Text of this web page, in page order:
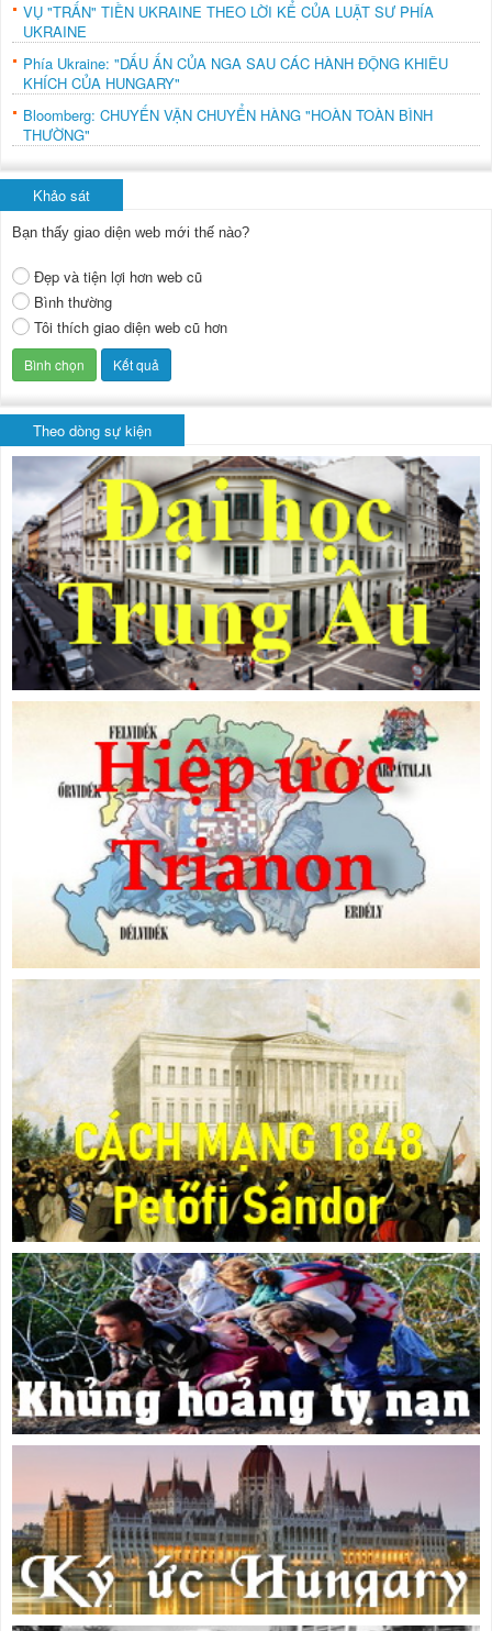
VỤ "TRẤN" TIỀN UKRAINE THEO LỜI KỂ CỦA LUẬT SƯ PHÍA
UKRAINE
Phía Ukraine: "DẤU ẤN CỦA NGA SAU CÁC HÀNH ĐỘNG KHIÊU
KHÍCH CỦA HUNGARY"
Bloomberg: CHUYẾN VẬN CHUYỂN HÀNG "HOÀN TOÀN BÌNH
THƯỜNG"
Khảo sát
Bạn thấy giao diện web mới thế nào?
Đẹp và tiện lợi hơn web cũ
Bình thường
Tôi thích giao diện web cũ hơn
Theo dòng sự kiện